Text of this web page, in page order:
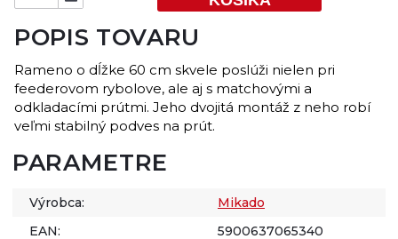
POPIS TOVARU
Rameno o dĺžke 60 cm skvele poslúži nielen pri
feederovom rybolove, ale aj s matchovými a
odkladacími prútmi. Jeho dvojitá montáž z neho robí
veľmi stabilný podves na prút.
PARAMETRE
Výrobca:
Mikado
EAN:
5900637065340